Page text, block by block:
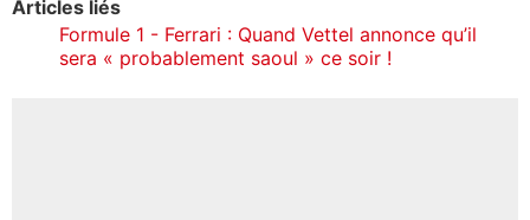
Articles liés
Formule 1 - Ferrari : Quand Vettel annonce qu’il
sera « probablement saoul » ce soir !